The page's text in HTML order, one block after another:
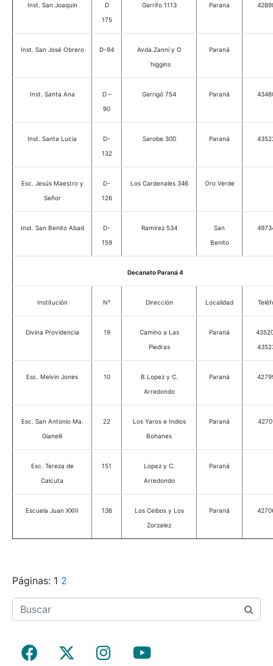
Inst. San Joaquin
D
175
Garrifo 1113 Parana
Inst. San José Obrero D-94
Avda.Zanni y O
´higgins
Paraná
Inst. Santa Ana
D –
90
Garrigó 754 Paraná
Inst. Santa Lucia
D-
132
Sarobe 300 Paraná
Esc. Jesús Maestro y
Señor
D-
126
Los Cardenales 346 Oro Verde
Inst. San Benito Abad
D-
159
Ramirez 534
San
Benito
Decanato Paraná 4
Institución N° Dirección Localidad
Divina Providencia 19
Camino a Las
Piedras
Paraná
Esc. Melvin Jones 10
B.Lopez y C.
Arredondo
Paraná
Esc. San Antonio Ma.
Gianelli
22
Los Yaros e Indios
Bohanes
Paraná
Esc. Tereza de
Calcuta
151
Lopez y C.
Arredondo
Paraná
Escuela Juan XXIII 136
Los Ceibos y Los
Zorzalez
Paraná
Páginas: 1 2